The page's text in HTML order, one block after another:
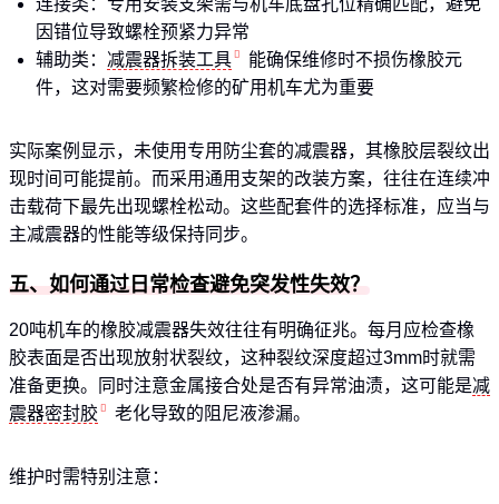
连接类：专用安装支架需与机车底盘孔位精确匹配，避免
因错位导致螺栓预紧力异常
辅助类： 减震器拆装工具
能确保维修时不损伤橡胶元
件，这对需要频繁检修的矿用机车尤为重要
实际案例显示，未使用专用防尘套的减震器，其橡胶层裂纹出
现时间可能提前。而采用通用支架的改装方案，往往在连续冲
击载荷下最先出现螺栓松动。这些配套件的选择标准，应当与
主减震器的性能等级保持同步。
五、如何通过日常检查避免突发性失效？
20吨机车的橡胶减震器失效往往有明确征兆。每月应检查橡
胶表面是否出现放射状裂纹，这种裂纹深度超过3mm时就需
准备更换。同时注意金属接合处是否有异常油渍，这可能是减
震器密封胶
老化导致的阻尼液渗漏。
维护时需特别注意：